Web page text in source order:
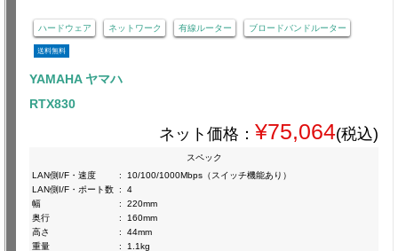
ハードウェア ネットワーク 有線ルーター ブロードバンドルーター
送料無料
YAMAHA ヤマハ
RTX830
ネット価格： ¥75,064(税込)
スペック
LAN側I/F・速度
:
10/100/1000Mbps（スイッチ機能あり）
LAN側I/F・ポート数 :
4
幅
:
220mm
奥行
:
160mm
高さ
:
44mm
重量
: 1.1kg